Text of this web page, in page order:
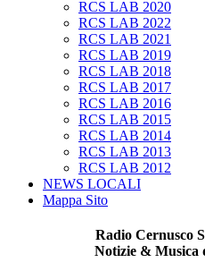
RCS LAB 2020
RCS LAB 2022
RCS LAB 2021
RCS LAB 2019
RCS LAB 2018
RCS LAB 2017
RCS LAB 2016
RCS LAB 2015
RCS LAB 2014
RCS LAB 2013
RCS LAB 2012
NEWS LOCALI
Mappa Sito
Radio Cernusco
Notizie & Musica